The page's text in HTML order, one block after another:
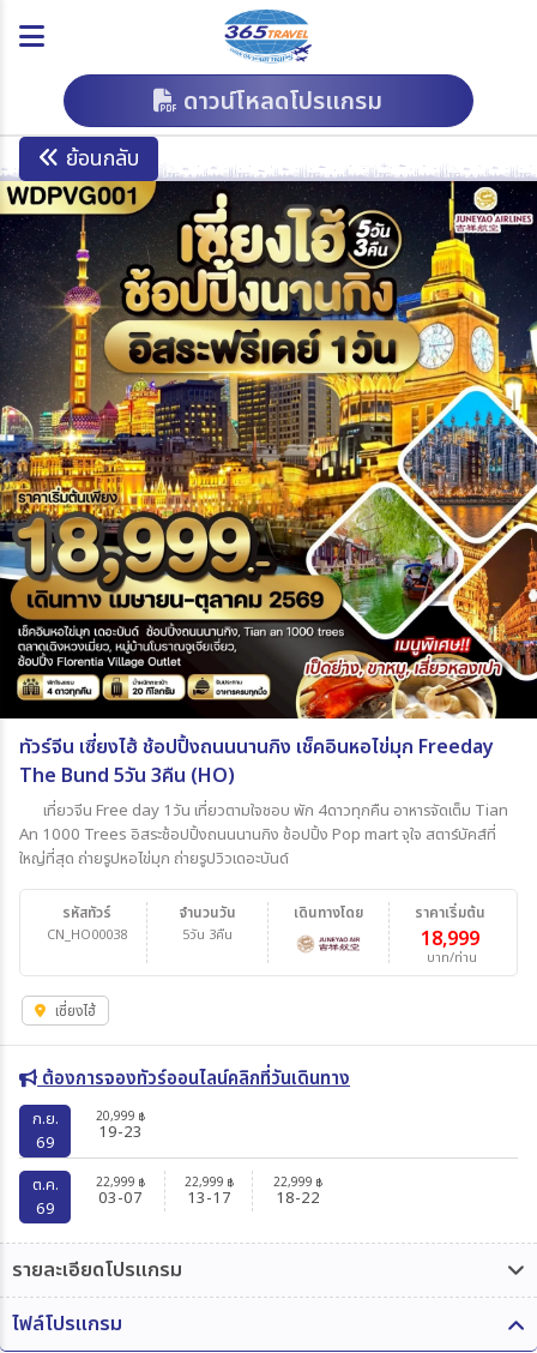
ดาวน์โหลดโปรแกรม
ย้อนกลับ
ทัวร์จีน เซี่ยงไฮ้ ช้อปปิ้งถนนนานกิง เช็คอินหอไข่มุก Freeday
The Bund 5วัน 3คืน (HO)
เที่ยวจีน Free day 1วัน เที่ยวตามใจชอบ พัก 4ดาวทุกคืน อาหารจัดเต็ม Tian
An 1000 Trees อิสระช้อปปิ้งถนนนานกิง ช้อปปิ้ง Pop mart จุใจ สตาร์บัคส์ที่
ใหญ่ที่สุด ถ่ายรูปหอไข่มุก ถ่ายรูปวิวเดอะบันด์
รหัสทัวร์
CN_HO00038
จำนวนวัน
5วัน 3คืน
ราคาเริ่มต้น
18,999
บาท/ท่าน
เดินทางโดย
เซี่ยงไฮ้
ต้องการจองทัวร์ออนไลน์คลิกที่วันเดินทาง
ก.ย.
69
20,999 ฿
19-23
ต.ค.
69
22,999 ฿
03-07
22,999 ฿
13-17
22,999 ฿
18-22
รายละเอียดโปรแกรม
ไฟล์โปรแกรม